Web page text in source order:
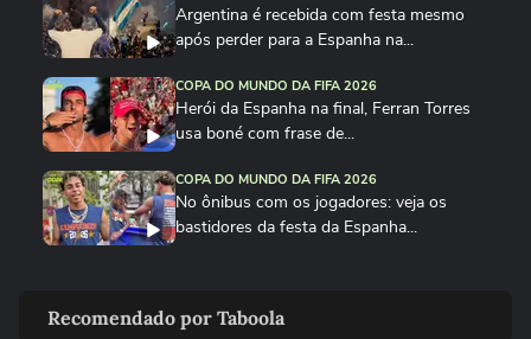
Argentina é recebida com festa mesmo
após perder para a Espanha na...
COPA DO MUNDO DA FIFA 2026
Herói da Espanha na final, Ferran Torres
usa boné com frase de...
COPA DO MUNDO DA FIFA 2026
No ônibus com os jogadores: veja os
bastidores da festa da Espanha...
música viral criada por...
Recomendado por Taboola